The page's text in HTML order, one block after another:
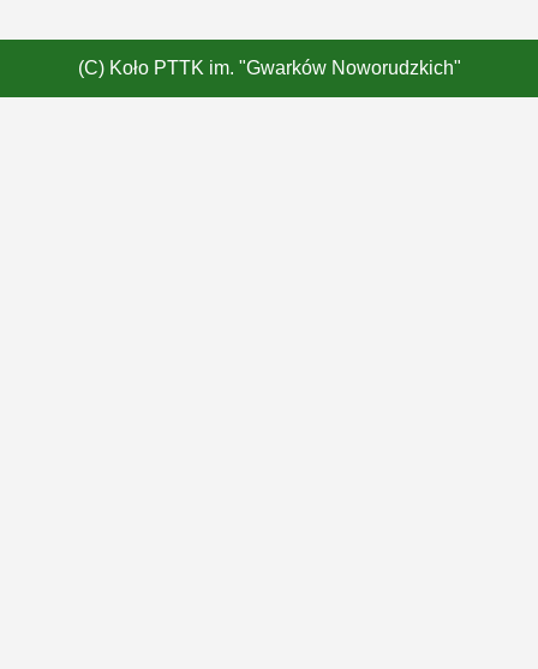
(C) Koło PTTK im. "Gwarków Noworudzkich"